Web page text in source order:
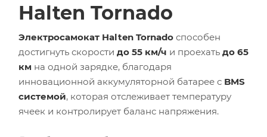
Halten Tornado
Электросамокат Halten Tornado способен
достигнуть скорости до 55 км/ч и проехать до 65
км на одной зарядке, благодаря
инновационной аккумуляторной батарее с BMS
системой, которая отслеживает температуру
ячеек и контролирует баланс напряжения.